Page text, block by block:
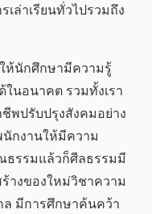
ล่าเรียนทั่วไปรวมถึง
ห้นักศึกษามีความรู้
นอนาคต รวมทั้งเรา
พปรับปรุงสังคมอย่าง
กงานให้มีความ
ธรรมแล้วก็ศีลธรรมมี
างของใหม่วิชาความ
ล มีการศึกษาค้นคว้า